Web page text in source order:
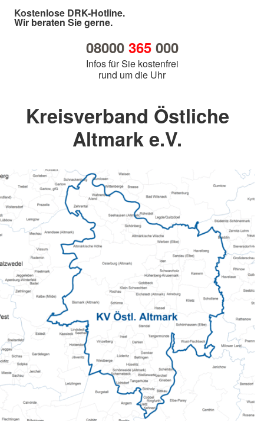
Kostenlose DRK-Hotline.
Wir beraten Sie gerne.
08000 365000
Infos für Sie kostenfrei
rund um die Uhr
Kreisverband Östliche
Altmark e.V.